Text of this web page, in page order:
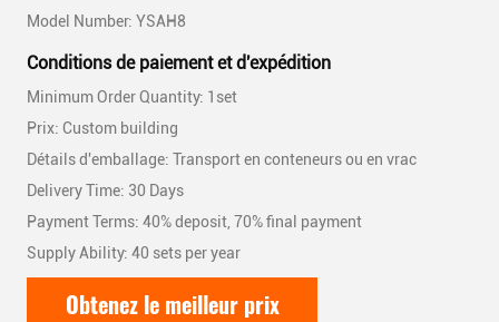
Model Number: YSAH8
Conditions de paiement et d'expédition
Minimum Order Quantity: 1set
Prix: Custom building
Détails d'emballage: Transport en conteneurs ou en vrac
Delivery Time: 30 Days
Payment Terms: 40% deposit, 70% final payment
Supply Ability: 40 sets per year
Obtenez le meilleur prix